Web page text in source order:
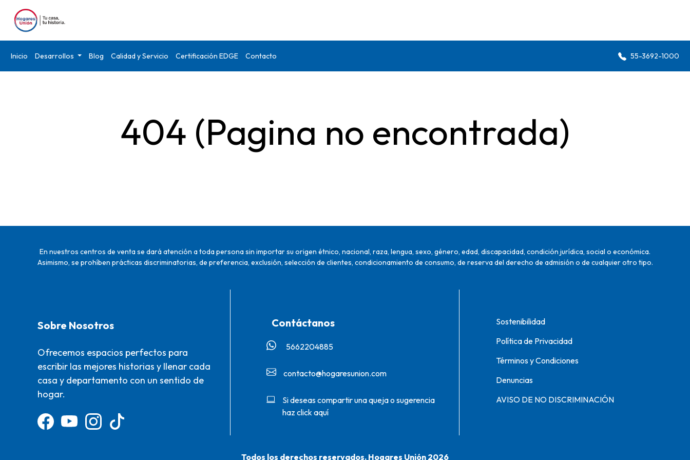
Inicio Desarrollos Blog Calidad y Servicio Certificación EDGE Contacto 55-3692-1000
404 (Pagina no encontrada)
En nuestros centros de venta se dará atención a toda persona sin importar su origen étnico, nacional, raza, lengua, sexo, género, edad, discapacidad, condición jurídica, social o económica.
Asimismo, se prohíben prácticas discriminatorias, de preferencia, exclusión, selección de clientes, condicionamiento de consumo, de reserva del derecho de admisión o de cualquier otro tipo.
Sobre Nosotros
Ofrecemos espacios perfectos para
escribir las mejores historias y llenar cada
casa y departamento con un sentido de
hogar.
Contáctanos
5662204885‬
contacto@hogaresunion.com
Si deseas compartir una queja o sugerencia
haz click aquí
Sostenibilidad
Política de Privacidad
Términos y Condiciones
Denuncias
AVISO DE NO DISCRIMINACIÓN
Todos los derechos reservados. Hogares Unión 2026